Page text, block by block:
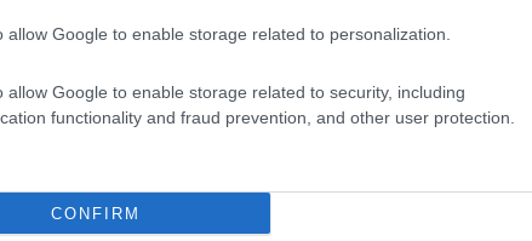
allow Google to enable storage related to personalization.
allow Google to enable storage related to security, including
functionality and fraud prevention, and other user protection.
CONFIRM